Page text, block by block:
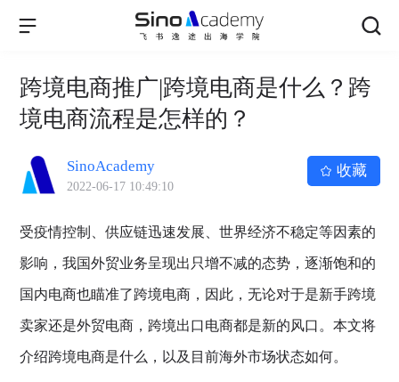
跨境电商推广|跨境电商是什么？跨
境电商流程是怎样的？
SinoAcademy
2022-06-17 10:49:10
收藏
受疫情控制、供应链迅速发展、世界经济不稳定等因素的
影响，我国外贸业务呈现出只增不减的态势，逐渐饱和的
国内电商也瞄准了跨境电商，因此，无论对于是新手跨境
卖家还是外贸电商，跨境出口电商都是新的风口。本文将
介绍跨境电商是什么，以及目前海外市场状态如何。